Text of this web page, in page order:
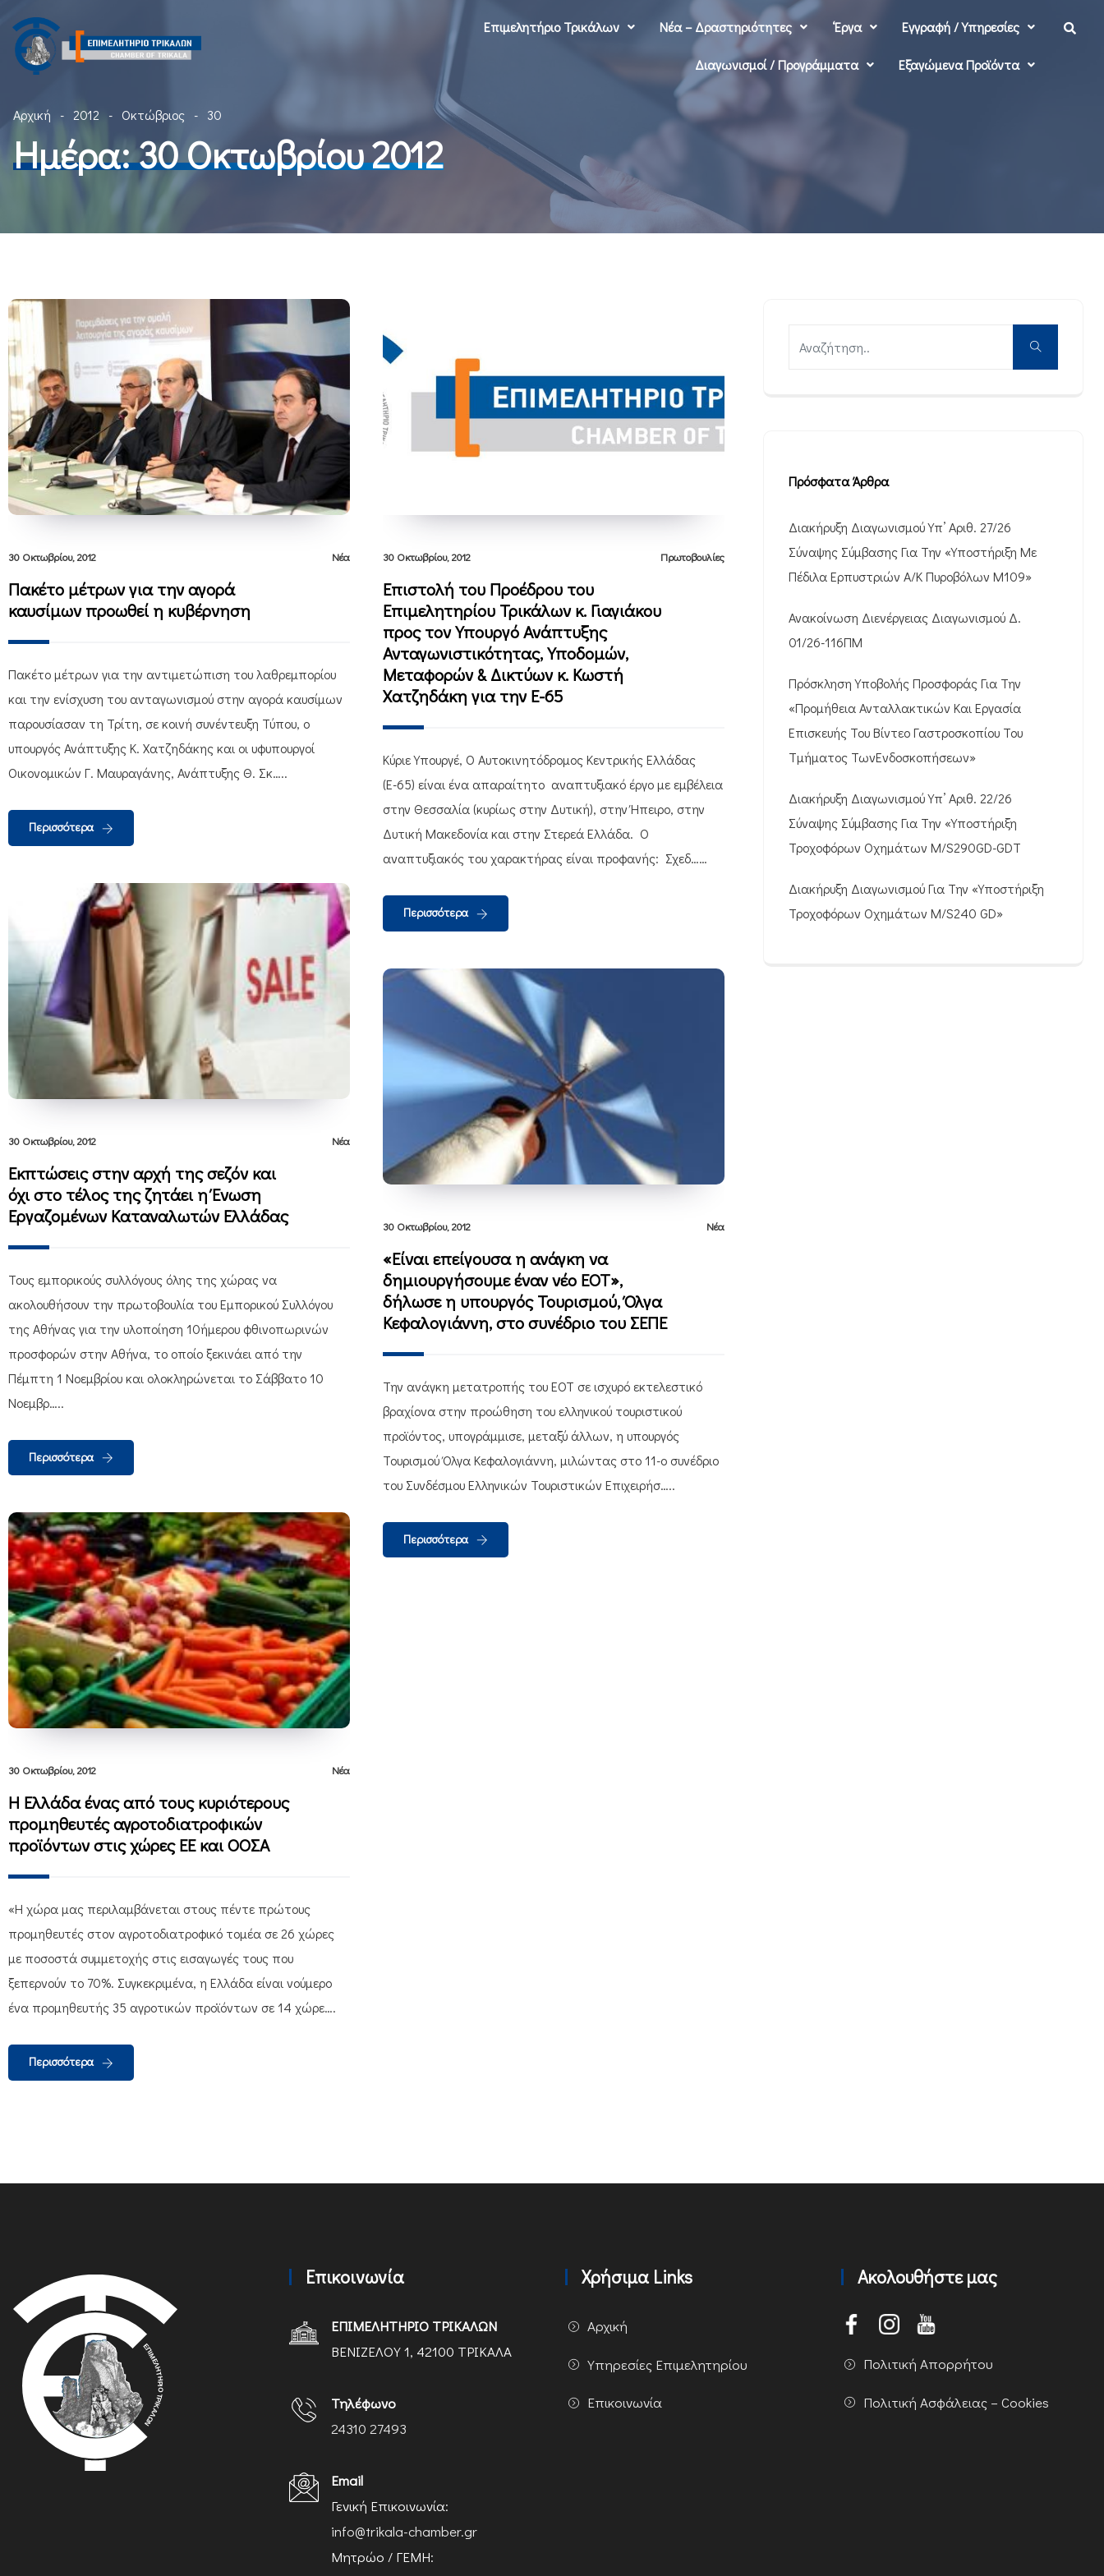
Επιμελητήριο Τρικάλων Νέα – Δραστηριότητες ‘Εργα Εγγραφή / Υπηρεσίες
Διαγωνισμοί / Προγράμματα Εξαγώμενα Προϊόντα
Αρχική 2012 Οκτώβριος 30
Ημέρα:30 Οκτωβρίου 2012
30 Οκτωβρίου, 2012 Νέα
Πακέτο μέτρων για την αγορά
καυσίμων προωθεί η κυβέρνηση
Πακέτο μέτρων για την αντιμετώπιση του λαθρεμπορίου
και την ενίσχυση του ανταγωνισμού στην αγορά καυσίμων
παρουσίασαν τη Τρίτη, σε κοινή συνέντευξη Τύπου, ο
υπουργός Ανάπτυξης Κ. Χατζηδάκης και οι υφυπουργοί
Οικονομικών Γ. Μαυραγάνης, Ανάπτυξης Θ. Σκ…..
Περισσότερα
30 Οκτωβρίου, 2012 Πρωτοβουλίες
Επιστολή του Προέδρου του
Επιμελητηρίου Τρικάλων κ. Γιαγιάκου
προς τον Υπουργό Ανάπτυξης
Ανταγωνιστικότητας, Υποδομών,
Μεταφορών & Δικτύων κ. Κωστή
Χατζηδάκη για την Ε-65
Κύριε Υπουργέ, Ο Αυτοκινητόδρομος Κεντρικής Ελλάδας
(Ε-65) είναι ένα απαραίτητο αναπτυξιακό έργο με εμβέλεια
στην Θεσσαλία (κυρίως στην Δυτική), στην Ήπειρο, στην
Δυτική Μακεδονία και στην Στερεά Ελλάδα. Ο
αναπτυξιακός του χαρακτήρας είναι προφανής: Σχεδ……
Περισσότερα
30 Οκτωβρίου, 2012 Νέα
Εκπτώσεις στην αρχή της σεζόν και
όχι στο τέλος της ζητάει η Ένωση
Εργαζομένων Καταναλωτών Ελλάδας
Τους εμπορικούς συλλόγους όλης της χώρας να
ακολουθήσουν την πρωτοβουλία του Εμπορικού Συλλόγου
της Αθήνας για την υλοποίηση 10ήμερου φθινοπωρινών
προσφορών στην Αθήνα, το οποίο ξεκινάει από την
Πέμπτη 1 Νοεμβρίου και ολοκληρώνεται το Σάββατο 10
Νοεμβρ…..
Περισσότερα
30 Οκτωβρίου, 2012 Νέα
«Είναι επείγουσα η ανάγκη να
δημιουργήσουμε έναν νέο ΕΟΤ»,
δήλωσε η υπουργός Τουρισμού, Όλγα
Κεφαλογιάννη, στο συνέδριο του ΣΕΠΕ
Την ανάγκη μετατροπής του ΕΟΤ σε ισχυρό εκτελεστικό
βραχίονα στην προώθηση του ελληνικού τουριστικού
προϊόντος, υπογράμμισε, μεταξύ άλλων, η υπουργός
Τουρισμού Όλγα Κεφαλογιάννη, μιλώντας στο 11-ο συνέδριο
του Συνδέσμου Ελληνικών Τουριστικών Επιχειρήσ…..
Περισσότερα
30 Οκτωβρίου, 2012 Νέα
Η Ελλάδα ένας από τους κυριότερους
προμηθευτές αγροτοδιατροφικών
προϊόντων στις χώρες ΕΕ και ΟΟΣΑ
«H χώρα μας περιλαμβάνεται στους πέντε πρώτους
προμηθευτές στον αγροτοδιατροφικό τομέα σε 26 χώρες
με ποσοστά συμμετοχής στις εισαγωγές τους που
ξεπερνούν το 70%. Συγκεκριμένα, η Ελλάδα είναι νούμερο
ένα προμηθευτής 35 αγροτικών προϊόντων σε 14 χώρε….
Περισσότερα
Πρόσφατα Άρθρα
Διακήρυξη Διαγωνισμού Υπ’ Αριθ. 27/26
Σύναψης Σύμβασης Για Την «Υποστήριξη Με
Πέδιλα Ερπυστριών Α/Κ Πυροβόλων M109»
Ανακοίνωση Διενέργειας Διαγωνισμού Δ.
01/26-116ΠΜ
Πρόσκληση Υποβολής Προσφοράς Για Την
«Προμήθεια Ανταλλακτικών Και Εργασία
Επισκευής Του Βίντεο Γαστροσκοπίου Του
Τμήματος ΤωνΕνδοσκοπήσεων»
Διακήρυξη Διαγωνισμού Υπ’ Αριθ. 22/26
Σύναψης Σύμβασης Για Την «Υποστήριξη
Τροχοφόρων Οχημάτων M/S290GD-GDT
Διακήρυξη Διαγωνισμού Για Την «Υποστήριξη
Τροχοφόρων Οχημάτων M/S240 GD»
Επικοινωνία
ΕΠΙΜΕΛΗΤΗΡΙΟ ΤΡΙΚΑΛΩΝ
ΒΕΝΙΖΕΛΟΥ 1, 42100 ΤΡΙΚΑΛΑ
Τηλέφωνο
24310 27493
Email
Γενική Επικοινωνία:
info@trikala-chamber.gr
Μητρώο / ΓΕΜΗ:
Χρήσιμα Links
Αρχική
Υπηρεσίες Επιμελητηρίου
Επικοινωνία
Ακολουθήστε μας
Πολιτική Απορρήτου
Πολιτική Ασφάλειας – Cookies